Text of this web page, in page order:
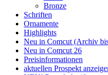
Bronze
Schriften
Ornamente
Highlights
Neu in Comcut (Archiv
Neu in Comcut 26
Preisinformationen
aktuellen Prospekt